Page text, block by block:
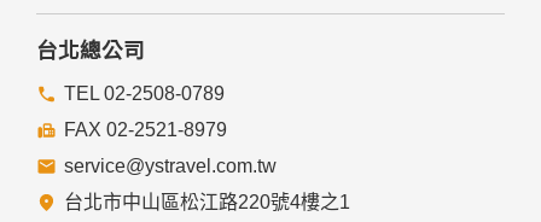
台北總公司
TEL 02-2508-0789
FAX 02-2521-8979
service@ystravel.com.tw
台北市中山區松江路220號4樓之1